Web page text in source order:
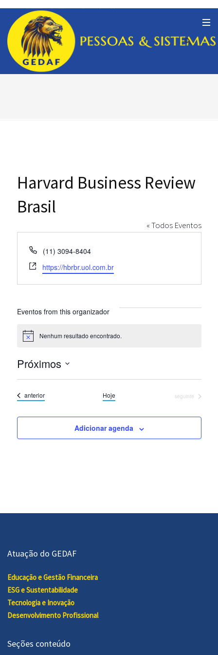
Harvard Business Review
Brasil
« Todos Eventos
Telefone
(11) 3094-8404
Site
https://hbrbr.uol.com.br
Eventos from this organizador
Notice Nenhum resultado encontrado.
Próximos
Selecione
a
data.
Eventos
anterior Hoje Eventos
seguinte
Adicionar agenda
Atuação do GEDAF
Educação e Gestão Financeira
ESG e Sustentabilidade
Tecnologia e Inovação
Desenvolvimento Profissional
Seções conteúdo